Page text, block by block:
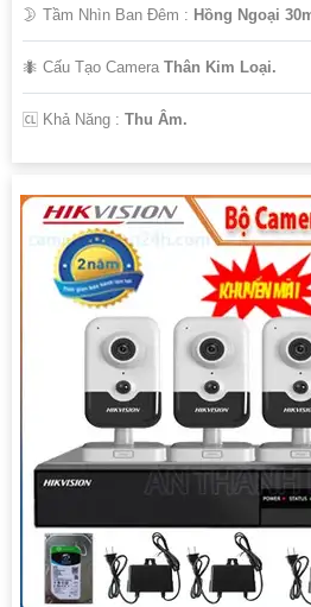
🌛 Tầm Nhìn Ban Đêm : Hồng Ngoại
🐜 Cấu Tạo Camera Thân Kim Loại.
️🆑 Khả Năng : Thu Âm.